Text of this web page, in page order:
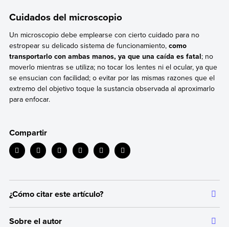
Cuidados del microscopio
Un microscopio debe emplearse con cierto cuidado para no
estropear su delicado sistema de funcionamiento,como
transportarlo con ambas manos, ya que una caída es fatal; no
moverlo mientras se utiliza; no tocar los lentes ni el ocular, ya que
se ensucian con facilidad; o evitar por las mismas razones que el
extremo del objetivo toque la sustancia observada al aproximarlo
para enfocar.
Compartir
¿Cómo citar este artículo?
dar crédito a los autores correspondientes y evitar incurrir en
Sobre el autor